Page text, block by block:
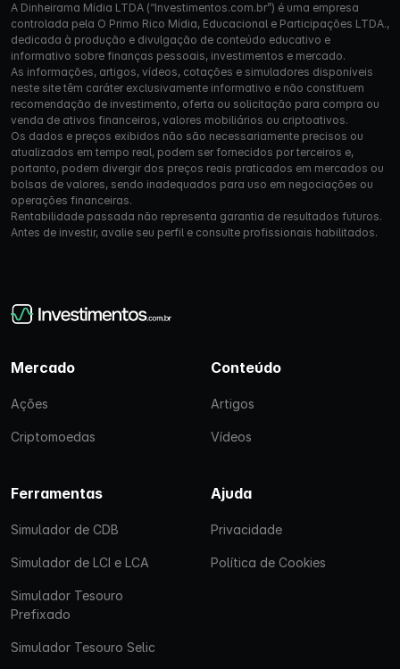
A Dinheirama Mídia LTDA (“Investimentos.com.br”) é uma empresa
controlada pela O Primo Rico Mídia, Educacional e Participações LTDA.,
dedicada à produção e divulgação de conteúdo educativo e
informativo sobre finanças pessoais, investimentos e mercado.
As informações, artigos, vídeos, cotações e simuladores disponíveis
neste site têm caráter exclusivamente informativo e não constituem
recomendação de investimento, oferta ou solicitação para compra ou
venda de ativos financeiros, valores mobiliários ou criptoativos.
Os dados e preços exibidos não são necessariamente precisos ou
atualizados em tempo real, podem ser fornecidos por terceiros e,
portanto, podem divergir dos preços reais praticados em mercados ou
bolsas de valores, sendo inadequados para uso em negociações ou
operações financeiras.
Rentabilidade passada não representa garantia de resultados futuros.
Antes de investir, avalie seu perfil e consulte profissionais habilitados.
Mercado
Ações
Criptomoedas
Conteúdo
Artigos
Vídeos
Ferramentas
Simulador de CDB
Simulador de LCI e LCA
Simulador Tesouro
Prefixado
Simulador Tesouro Selic
Ajuda
Privacidade
Política de Cookies